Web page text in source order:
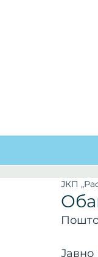
ЈКП